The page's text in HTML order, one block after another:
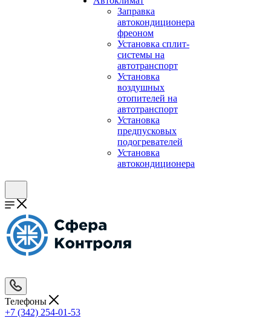
Заправка
автокондиционера
фреоном
Установка сплит-
системы на
автотранспорт
Установка
воздушных
отопителей на
автотранспорт
Установка
предпусковых
подогревателей
Установка
автокондиционера
Телефоны
+7 (342) 254-01-53